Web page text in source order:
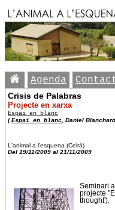
Agenda
Crisis de Palabras
Projecte en xarxa
Espai en blanc
(Espai en blanc, Daniel
L'animal a l'esquena (Celrà)
Del 19/11/2009 al 21/11/2009
Seminari
projecte
thought').